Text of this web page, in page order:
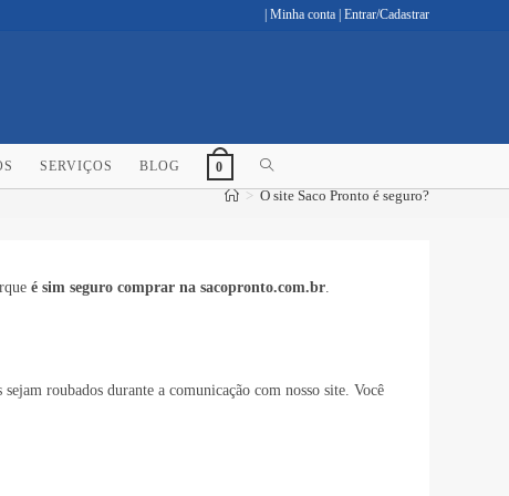
Minha conta Entrar/Cadastrar
SERVIÇOS BLOG 0 ALTERNAR
SITE
> O site Saco Pronto é seguro?
é sim seguro comprar na sacopronto.com.br.
roubados durante a comunicação com nosso site. Você